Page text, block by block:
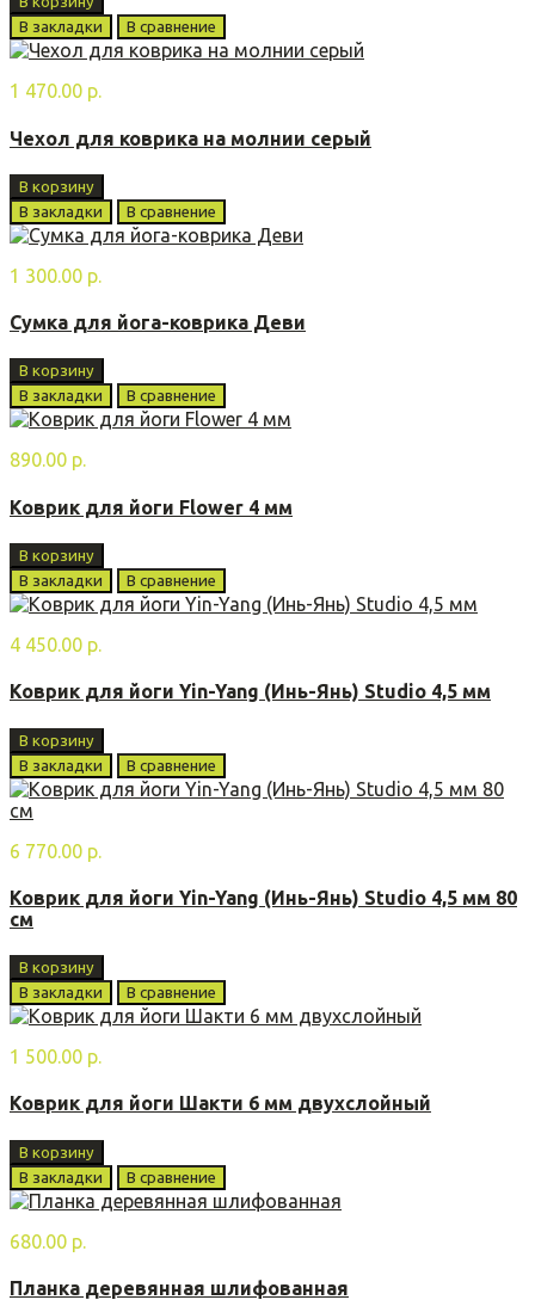
В закладки
В сравнение
1 470.00 р.
Чехол для коврика на молнии серый
В корзину
В закладки
В сравнение
1 300.00 р.
Сумка для йога-коврика Деви
В корзину
В закладки
В сравнение
890.00 р.
Коврик для йоги Flower 4 мм
В корзину
В закладки
В сравнение
4 450.00 р.
Коврик для йоги Yin-Yang (Инь-Янь) Studio 4,5 мм
В корзину
В закладки
В сравнение
6 770.00 р.
Коврик для йоги Yin-Yang (Инь-Янь) Studio 4,5 мм 80
см
В корзину
В закладки
В сравнение
1 500.00 р.
Коврик для йоги Шакти 6 мм двухслойный
В корзину
В закладки
В сравнение
680.00 р.
Планка деревянная шлифованная